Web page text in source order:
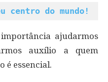
centro do mundo!
ajudarmos
auxílio a quem
é essencial.